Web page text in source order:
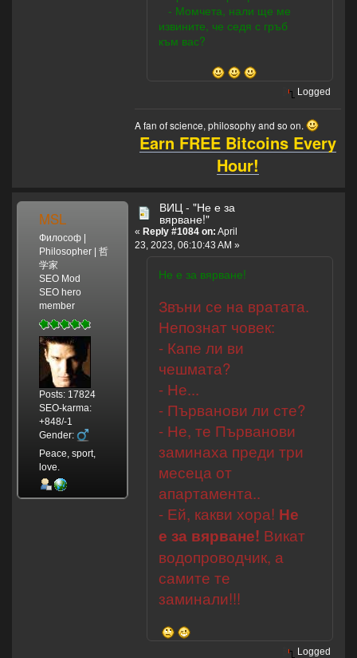
- Момчета, нали ще ме
извините, че седя с гръб
към вас?
Logged
A fan of science, philosophy and so on.
Earn FREE Bitcoins Every
Hour!
MSL
Философ |
Philosopher | 哲
学家
SEO Mod
SEO hero
member
Posts: 17824
SEO-karma:
+848/-1
Gender:
Peace, sport,
love.
ВИЦ - "Не е за
вярване!"
« Reply #1084 on: April
23, 2023, 06:10:43 AM »
Не е за вярване!
Звъни се на вратата.
Непознат човек:
- Капе ли ви
чешмата?
- Не...
- Първанови ли сте?
- Не, те Първанови
заминаха преди три
месеца от
апартамента..
- Ей, какви хора! Не
е за вярване! Викат
водопроводчик, а
самите те
заминали!!!
Logged